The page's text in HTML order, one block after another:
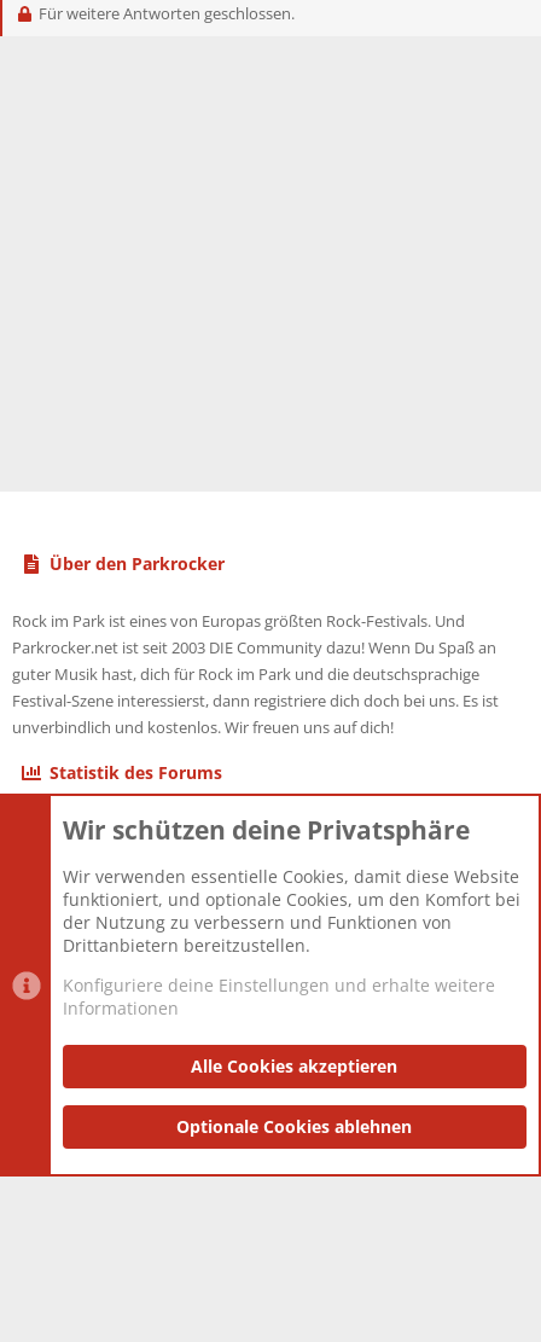
Für weitere Antworten geschlossen.
Über den Parkrocker
Rock im Park ist eines von Europas größten Rock-Festivals. Und
Parkrocker.net ist seit 2003 DIE Community dazu! Wenn Du Spaß an
guter Musik hast, dich für Rock im Park und die deutschsprachige
Festival-Szene interessierst, dann registriere dich doch bei uns. Es ist
unverbindlich und kostenlos. Wir freuen uns auf dich!
Statistik des Forums
Themen
Mitglieder
12.427
Neuestes Mitglied
Berlin
Datenschutzerklärung Impressum
Community platform by XenForo® © 2010-2025 XenForo Ltd.
and add-ons by ThemeHouse
Wir schützen deine Privatsphäre
Wir verwenden essentielle Cookies, damit diese Website
funktioniert, und optionale Cookies, um den Komfort bei
der Nutzung zu verbessern und Funktionen von
Drittanbietern bereitzustellen.
Konfiguriere deine Einstellungen und erhalte weitere
Informationen
Alle Cookies akzeptieren
Optionale Cookies ablehnen